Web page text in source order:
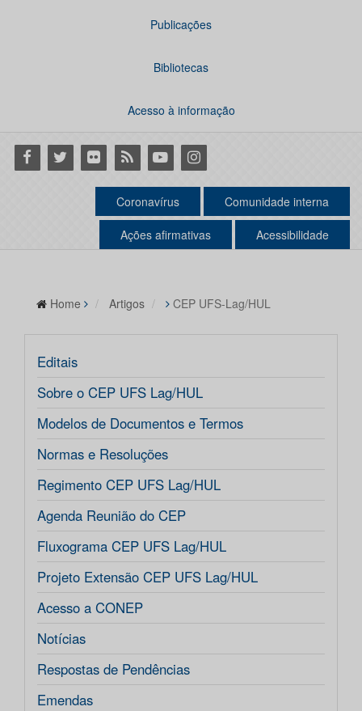
Publicações
Bibliotecas
Acesso à informação
Facebook
Twitter Flickr RSS YoutubeInstagram
Coronavírus Comunidade interna
Ações afirmativas Acessibilidade
Home Artigos CEP UFS-Lag/HUL
Editais
Sobre o CEP UFS Lag/HUL
Modelos de Documentos e Termos
Normas e Resoluções
Regimento CEP UFS Lag/HUL
Agenda Reunião do CEP
Fluxograma CEP UFS Lag/HUL
Projeto Extensão CEP UFS Lag/HUL
Acesso a CONEP
Notícias
Respostas de Pendências
Emendas